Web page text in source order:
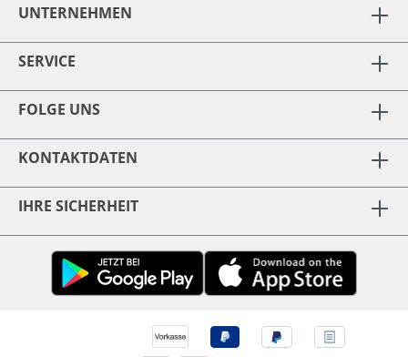
UNTERNEHMEN
SERVICE
FOLGE UNS
KONTAKTDATEN
IHRE SICHERHEIT